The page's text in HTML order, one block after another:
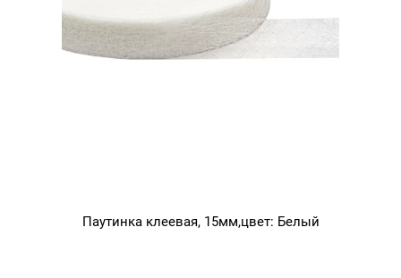
Паутинка клеевая, 15мм,цвет: Белый